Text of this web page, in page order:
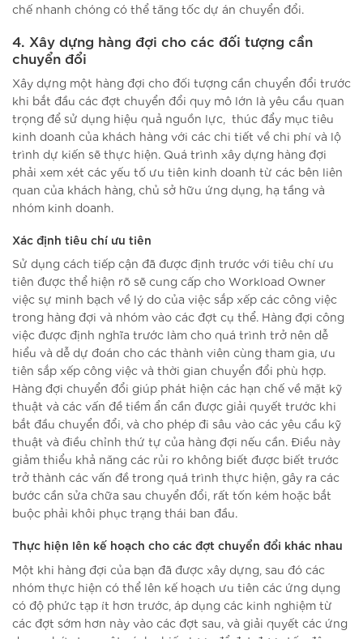
chế nhanh chóng có thể tăng tốc dự án chuyển đổi.
4. Xây dựng hàng đợi cho các đối tượng cần
chuyển đổi
Xây dựng một hàng đợi cho đối tượng cần chuyển đổi trước
khi bắt đầu các đợt chuyển đổi quy mô lớn là yêu cầu quan
trọng để sử dụng hiệu quả nguồn lực, thúc đẩy mục tiêu
kinh doanh của khách hàng với các chi tiết về chi phí và lộ
trình dự kiến sẽ thực hiện. Quá trình xây dựng hàng đợi
phải xem xét các yếu tố ưu tiên kinh doanh từ các bên liên
quan của khách hàng, chủ sở hữu ứng dụng, hạ tầng và
nhóm kinh doanh.
Xác định tiêu chí ưu tiên
Sử dụng cách tiếp cận đã được định trước với tiêu chí ưu
tiên được thể hiện rõ sẽ cung cấp cho Workload Owner
việc sự minh bạch về lý do của việc sắp xếp các công việc
trong hàng đợi và nhóm vào các đợt cụ thể. Hàng đợi công
việc được định nghĩa trước làm cho quá trình trở nên dễ
hiểu và dễ dự đoán cho các thành viên cùng tham gia, ưu
tiên sắp xếp công việc và thời gian chuyển đổi phù hợp.
Hàng đợi chuyển đổi giúp phát hiện các hạn chế về mặt kỹ
thuật và các vấn đề tiềm ẩn cần được giải quyết trước khi
bắt đầu chuyển đổi, và cho phép đi sâu vào các yêu cầu kỹ
thuật và điều chỉnh thứ tự của hàng đợi nếu cần. Điều này
giảm thiểu khả năng các rủi ro không biết được biết trước
trở thành các vấn đề trong quá trình thực hiện, gây ra các
bước cần sửa chữa sau chuyển đổi, rất tốn kém hoặc bắt
buộc phải khôi phục trạng thái ban đầu.
Thực hiện lên kế hoạch cho các đợt chuyển đổi khác nhau
Một khi hàng đợi của bạn đã được xây dựng, sau đó các
nhóm thực hiện có thể lên kế hoạch ưu tiên các ứng dụng
có độ phức tạp ít hơn trước, áp dụng các kinh nghiệm từ
các đợt sớm hơn này vào các đợt sau, và giải quyết các ứng